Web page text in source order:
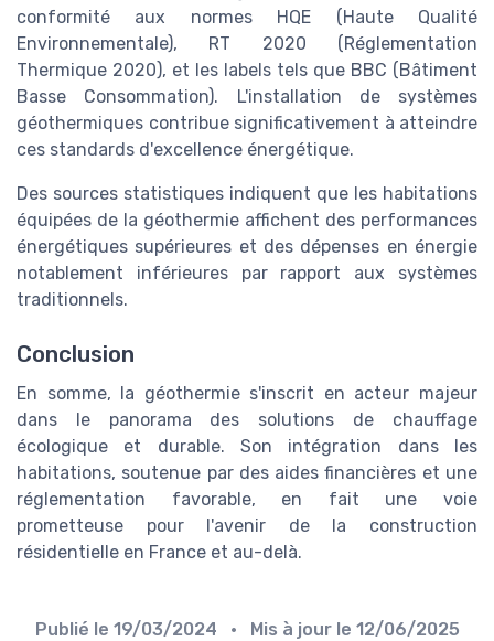
conformité aux normes HQE (Haute Qualité
Environnementale), RT 2020 (Réglementation
Thermique 2020), et les labels tels que BBC (Bâtiment
Basse Consommation). L'installation de systèmes
géothermiques contribue significativement à atteindre
ces standards d'excellence énergétique.
Des sources statistiques indiquent que les habitations
équipées de la géothermie affichent des performances
énergétiques supérieures et des dépenses en énergie
notablement inférieures par rapport aux systèmes
traditionnels.
Conclusion
En somme, la géothermie s'inscrit en acteur majeur
dans le panorama des solutions de chauffage
écologique et durable. Son intégration dans les
habitations, soutenue par des aides financières et une
réglementation favorable, en fait une voie
prometteuse pour l'avenir de la construction
résidentielle en France et au-delà.
Publié le 19/03/2024 • Mis à jour le 12/06/2025